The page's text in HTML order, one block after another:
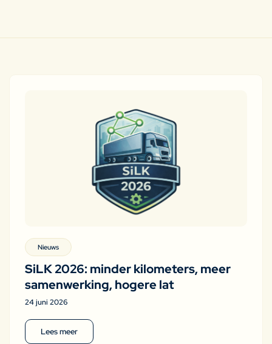
Nieuws
SiLK 2026: minder kilometers, meer
samenwerking, hogere lat
24 juni 2026
Lees meer